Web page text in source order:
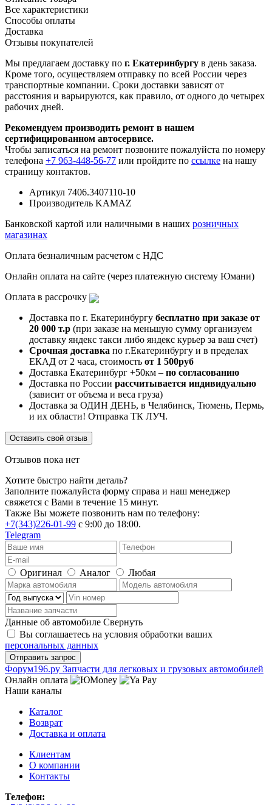
Все характеристики
Способы оплаты
Доставка
Отзывы покупателей
Мы предлагаем доставку по г. Екатеринбургу в день заказа.
Кроме того, осуществляем отправку по всей России через
транспортные компании. Сроки доставки зависят от
расстояния и варьируются, как правило, от одного до четырех
рабочих дней.
Рекомендуем производить ремонт в нашем
сертифицированном автосервисе.
Чтобы записаться на ремонт позвоните пожалуйста по номеру
телефона +7 963-448-56-77 или пройдите по ссылке на нашу
страницу контактов.
Артикул 7406.3407110-10
Производитель KAMAZ
Банковской картой или наличными в наших розничных
магазинах
Оплата безналичным расчетом с НДС
Онлайн оплата на сайте (через платежную систему Юмани)
Оплата в рассрочку
Доставка по г. Екатеринбургу бесплатно при заказе от
20 000 т.р (при заказе на меньшую сумму организуем
доставку яндекс такси либо яндекс курьер за ваш счет)
Срочная доставка по г.Екатеринбургу и в пределах
ЕКАД от 2 часа, стоимость от 1 500руб
Доставка Екатеринбург +50км – по согласованию
Доставка по России рассчитывается индивидуально
(зависит от объема и веса груза)
Доставка за ОДИН ДЕНЬ, в Челябинск, Тюмень, Пермь,
и их области! Отправка ТК ЛУЧ.
Оставить свой отзыв
Отзывов пока нет
Хотите быстро найти деталь?
Заполните пожалуйста форму справа и наш менеджер
свяжется с Вами в течение 15 минут.
Также Вы можете позвонить нам по телефону:
+7(343)226-01-99 с 9:00 до 18:00.
Telegram
Оригинал Аналог Любая
Данные об автомобиле Свернуть
Вы соглашаетесь на условия обработки ваших
персональных данных
Фoрум196.ру Запчасти для легковых и грузовых автомобилей
Онлайн оплата
Наши каналы
Каталог
Возврат
Доставка и оплата
Клиентам
О компании
Контакты
Телефон: